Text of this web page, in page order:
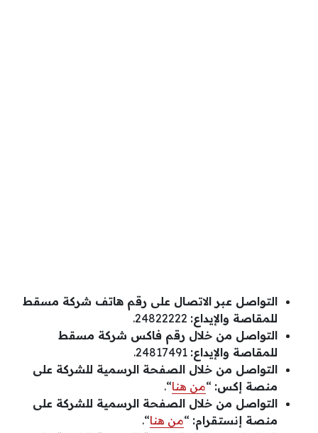
التواصل عبر الاتصال على رقم هاتف شركة مسقط
للمقاصة والإيداع:
التواصل من خلال رقم فاكس شركة مسقط
للمقاصة والإيداع:
التواصل من خلال الصفحة الرسمية للشركة على
منصة إكس: “من هنا“.
التواصل من خلال الصفحة الرسمية للشركة على
منصة إنستقرام: “من هنا“.